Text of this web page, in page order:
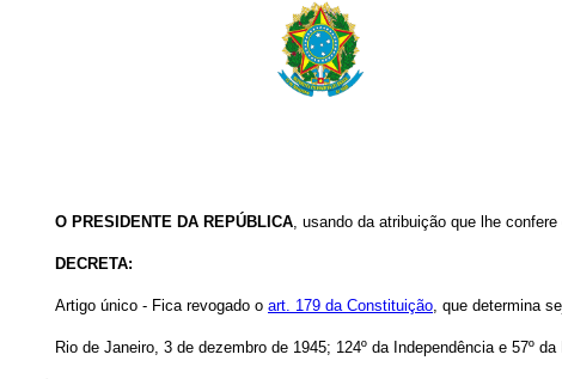
O PRESIDENTE DA REPÚBLICA, usando da atribuição que lhe
DECRETA:
Artigo único - Fica revogado o art. 179 da Constituição, que determina
Rio de Janeiro, 3 de dezembro de 1945; 124º da Independência e 57º da